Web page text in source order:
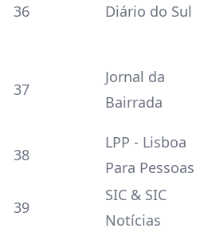
36 Diário do Sul
37
Jornal da
Bairrada
38
LPP - Lisboa
Para Pessoas
39
SIC & SIC
Notícias